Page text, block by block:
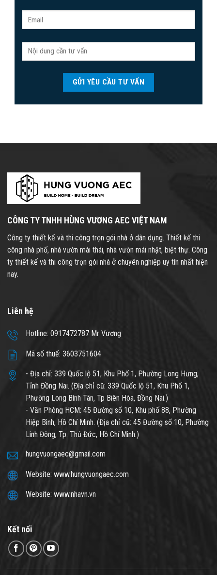
CÔNG TY TNHH HÙNG VƯƠNG AEC VIỆT NAM
Công ty thiết kế và thi công trọn gói nhà ở dân dụng. Thiết kế thi
công nhà phố, nhà vườn mái thái, nhà vườn mái nhật, biệt thự. Công
ty thiết kế và thi công trọn gói nhà ở chuyên nghiệp uy tín nhất hiện
nay.
Liên hệ
Hotline: 0917472787 Mr Vương
Mã số thuế: 3603751604
- Địa chỉ: 339 Quốc lộ 51, Khu Phố 1, Phường Long Hưng,
Tỉnh Đồng Nai. (Địa chỉ cũ: 339 Quốc lộ 51, Khu Phố 1,
Phường Long Bình Tân, Tp Biên Hòa, Đồng Nai.)
- Văn Phòng HCM: 45 Đường số 10, Khu phố 88, Phường
Hiệp Bình, Hồ Chí Minh. (Địa chỉ cũ: 45 Đường số 10, Phường
Linh Đông, Tp. Thủ Đức, Hồ Chí Minh.)
hungvuongaec@gmail.com
Website: www.hungvuongaec.com
Website: www.nhavn.vn
Kết nối